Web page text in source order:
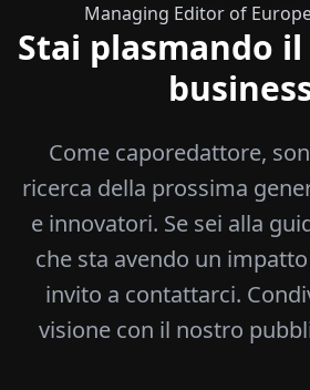
Managing Editor of
Stai plasmando
Come caporedattore,
ricerca della prossima
e innovatori. Se sei alla
che sta avendo un
invito a contattarci.
visione con il nostro